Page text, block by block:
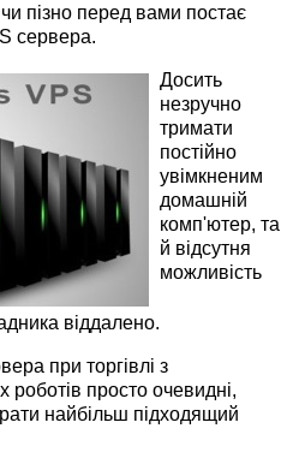
пізно перед вами постає
сервера.
Досить
незручно
тримати
постійно
увімкненим
домашній
комп'ютер, та
й відсутня
можливість
віддалено.
при торгівлі з
роботів просто очевидні,
найбільш підходящий